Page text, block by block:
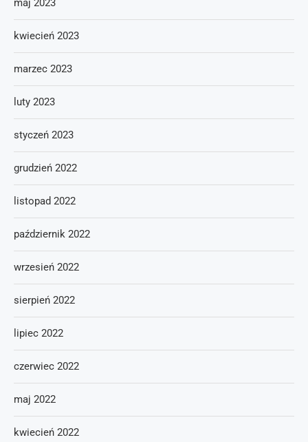
maj 2023
kwiecień 2023
marzec 2023
luty 2023
styczeń 2023
grudzień 2022
listopad 2022
październik 2022
wrzesień 2022
sierpień 2022
lipiec 2022
czerwiec 2022
maj 2022
kwiecień 2022